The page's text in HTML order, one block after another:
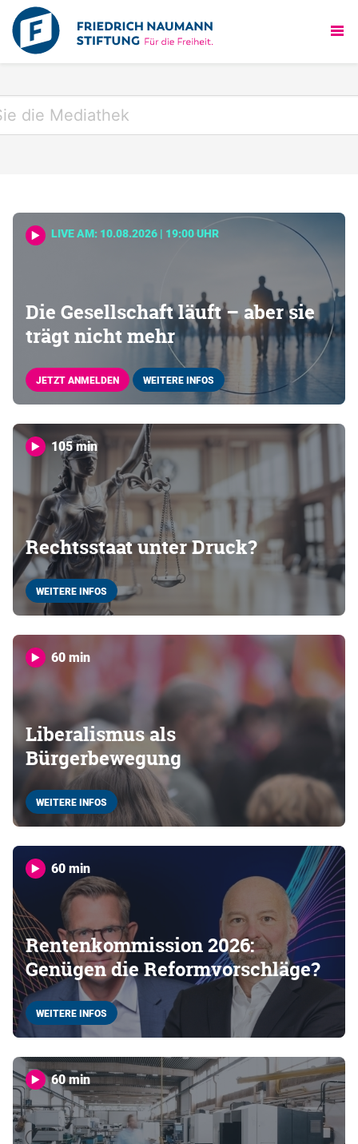
LIVE AM: 10.08.2026 | 19:00 UHR
Die Gesellschaft läuft – aber sie
trägt nicht mehr
JETZT ANMELDEN WEITERE INFOS
105 min
Rechtsstaat unter Druck?
WEITERE INFOS
60 min
Liberalismus als
Bürgerbewegung
WEITERE INFOS
60 min
Rentenkommission 2026:
Genügen die Reformvorschläge?
WEITERE INFOS
60 min